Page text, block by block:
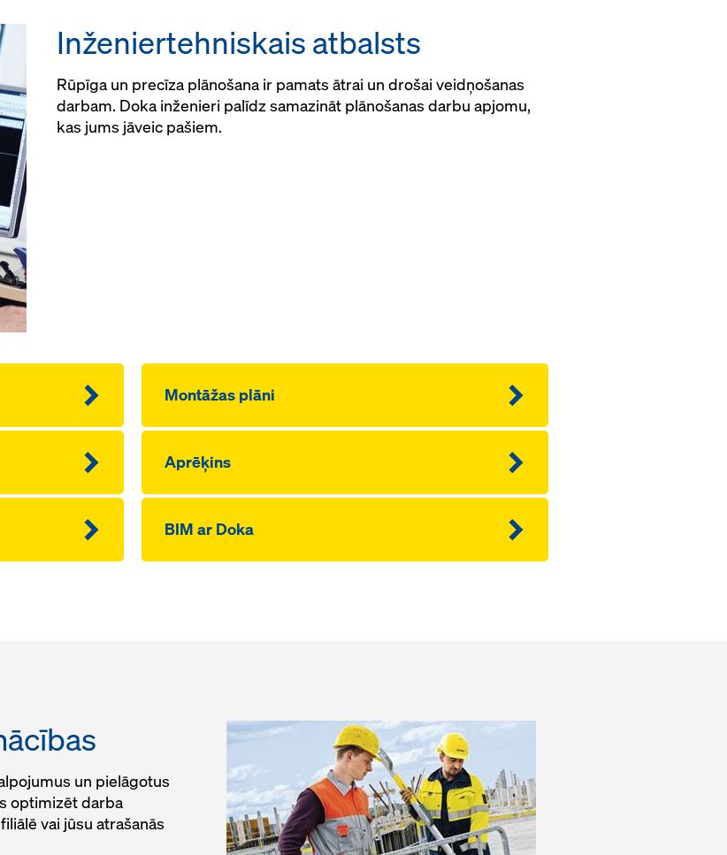
Inženiertehniskais atbalsts
Rūpīga un precīza plānošana ir pamats ātrai un drošai veidņošanas
darbam. Doka inženieri palīdz samazināt plānošanas darbu apjomu,
kas jums jāveic pašiem.
Montāžas plāni
Aprēķins
BIM ar Doka
un pielāgotus
optimizēt darba
vai jūsu atrašanās